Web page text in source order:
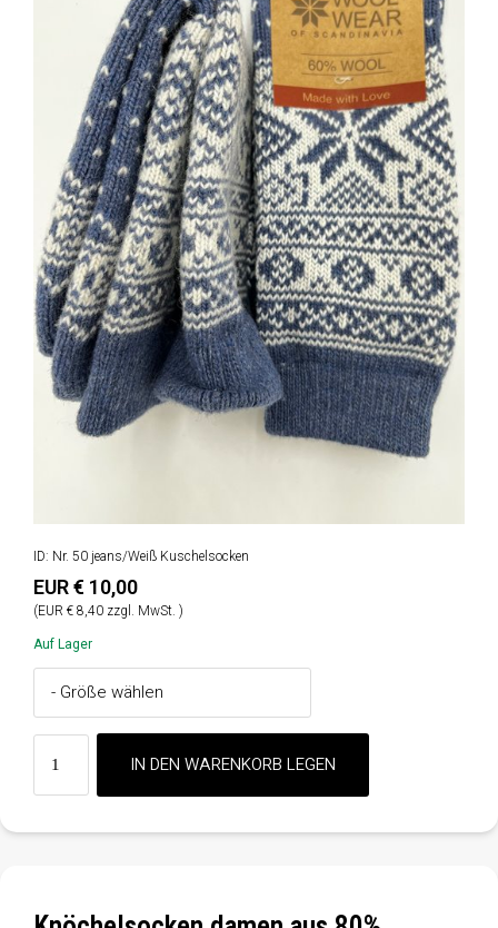
ID: Nr. 50 jeans/Weiß Kuschelsocken
EUR € 10,00
(EUR € 8,40 zzgl. MwSt. )
Auf Lager